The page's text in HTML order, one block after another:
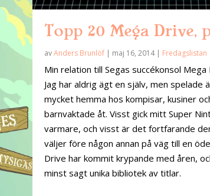
Topp 20 Mega Drive,
avAnders Brunlöf | maj 16, 2014| Fredagslistan
Min relation till Segas succékonsol Mega
Jag har aldrig ägt en själv, men spelade
mycket hemma hos kompisar, kusiner
barnvaktade åt. Visst gick mitt Super
varmare, och visst är det fortfarande
väljer före någon annan på väg till en
Drive har kommit krypande med åren,
minst sagt unika bibliotek av titlar.